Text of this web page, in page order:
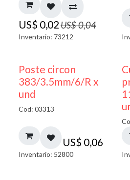
US$ 0,02US$0,04
Inventario: 73212
Poste circon
383/3.5mm/6/R x
und
Cod: 03313
US$ 0,06
Inventario: 52800